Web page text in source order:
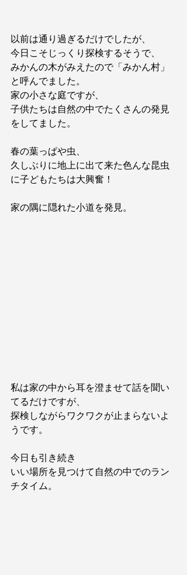
以前は通り過ぎるだけでしたが、
今日こそじっくり探検するそうで、
みかんの木がみえたので「みかん村」
と呼んでました。
家の小さな庭ですが、
子供たちは自然の中でたくさんの発見
をしてました。
春の葉っぱや虫、
久しぶりに地上に出て来た色んな昆虫
に子どもたちは大興奮！
家の隅に隠れた小道を発見。
私は家の中から耳を澄ませて話を聞い
てるだけですが、
探検しながらワクワクが止まらないよ
うです。
今日も引き続き
いい場所を見つけて自然の中でのラン
チタイム。